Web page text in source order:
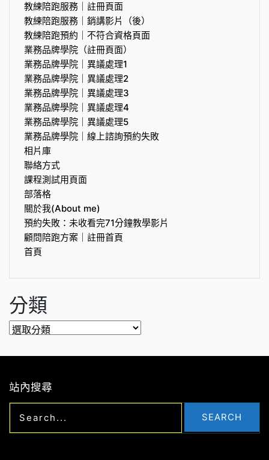
教練陪跑服務｜註冊頁面
教練陪跑服務｜銷講影片（後）
教練陪跑預約｜不符合資格頁面
業務品牌學院（註冊頁面）
業務品牌學院｜異議處理1
業務品牌學院｜異議處理2
業務品牌學院｜異議處理3
業務品牌學院｜異議處理4
業務品牌學院｜異議處理5
業務品牌學院｜線上諮詢預約失敗
相片庫
聯絡方式
課程測試用頁面
部落格
關於我(About me)
預約失敗：未收看完71分鐘教學影片
顧問陪跑方案｜註冊首頁
首頁
分類
分
站內搜尋